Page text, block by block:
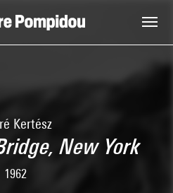
Kertész
New York
1962